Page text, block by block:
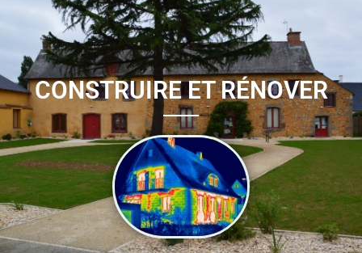
CONSTRUIRE ET RÉNOVER